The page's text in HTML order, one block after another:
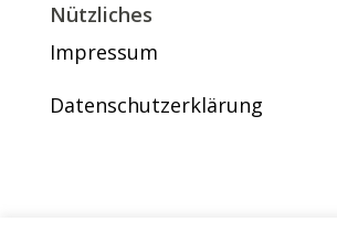
Nützliches
Impressum
Datenschutzerklärung